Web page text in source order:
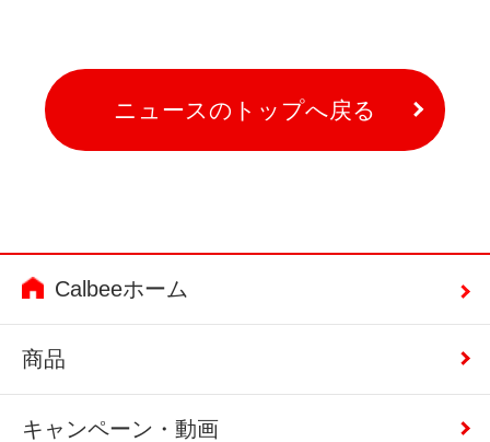
ニュースのトップへ戻る
Calbeeホーム
商品
キャンペーン・動画